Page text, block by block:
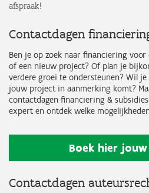
afspraak!
Contactdagen
Ben je op zoek naar financiering
of een nieuw project? Of plan je
verdere groei te ondersteunen? Wil
jouw project in aanmerking komt?
contactdagen financiering &
expert en ontdek welke
Boek hier
Contactdagen